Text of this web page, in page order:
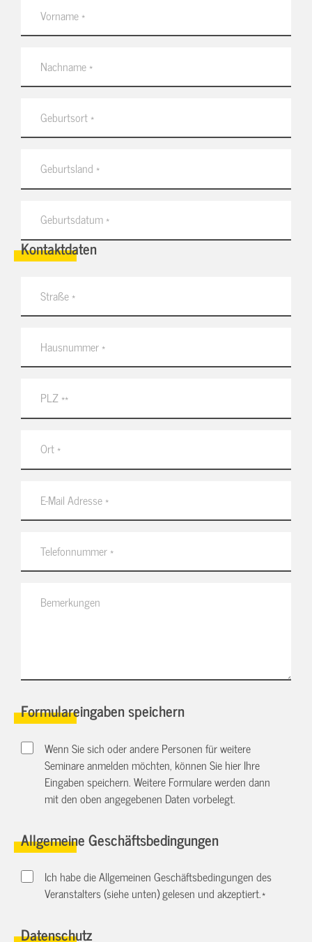
Kontaktdaten
Formulareingaben speichern
Wenn Sie sich oder andere Personen für weitere
Seminare anmelden möchten, können Sie hier Ihre
Eingaben speichern. Weitere Formulare werden dann
mit den oben angegebenen Daten vorbelegt.
Allgemeine Geschäftsbedingungen
Ich habe die Allgemeinen Geschäftsbedingungen des
Veranstalters (siehe unten) gelesen und akzeptiert.*
Datenschutz